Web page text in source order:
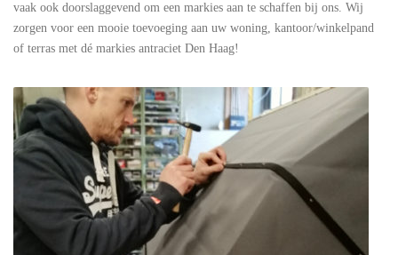
vaak ook doorslaggevend om een markies aan te schaffen bij ons. Wij
zorgen voor een mooie toevoeging aan uw woning, kantoor/winkelpand
of terras met dé markies antraciet Den Haag!